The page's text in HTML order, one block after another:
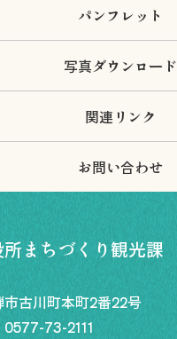
パンフレット
写真ダウンロード
関連リンク
お問い合わせ
まちづくり観光課
古川町本町2番22号
0577-73-2111